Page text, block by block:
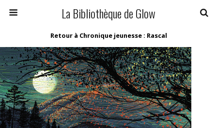
La Bibliothèque de Glow
Retour à Chronique jeunesse : Rascal